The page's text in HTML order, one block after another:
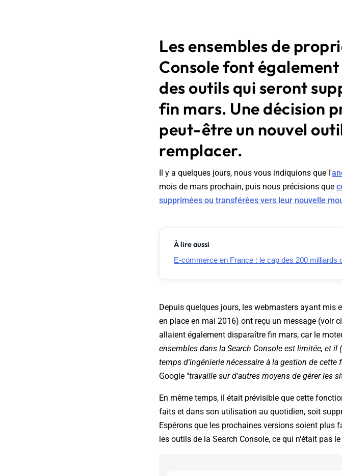
Les ensembles de
Console font
des outils qui seront
fin mars. Une décision
peut-être un nouvel
remplacer.
Il y a quelques jours, nous vous indiquions que l'
mois de mars prochain, puis nous précisions que
supprimées ou transférées vers leur nouvelle
À lire aussi
E-commerce en France : le cap des 200 milliards
Depuis quelques jours, les webmasters ayant mis
en place en mai 2016) ont reçu un message (voir
allaient également disparaître fin mars, car le
ensembles dans la Search Console est limitée, et
temps d'ingénierie nécessaire à la gestion de cette
Google "travaille sur d'autres moyens de gérer les
En même temps, il était prévisible que cette
faits et dans son utilisation au quotidien, soit
Espérons que les prochaines versions soient
les outils de la Search Console, ce qui n'était pas